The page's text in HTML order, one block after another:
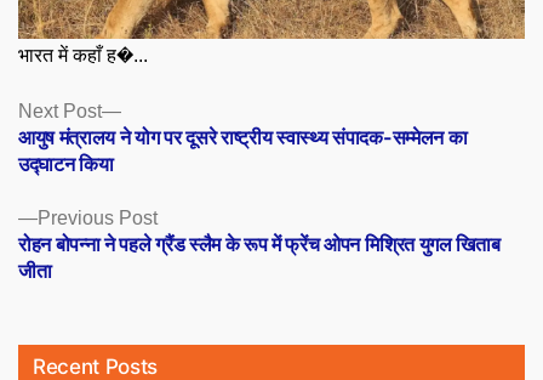
भारत में कहाँ ह�...
Posts
navigation
Previous PostPrevious
post:
रोहन बोपन्ना ने पहले ग्रैंड स्लैम के रूप में फ्रेंच ओपन मिश्रित युगल खिताब
जीता
Next Post
Next
post:
आयुष मंत्रालय ने योग पर दूसरे राष्ट्रीय स्वास्थ्य संपादक-सम्मेलन का
उद्घाटन किया
Recent Posts